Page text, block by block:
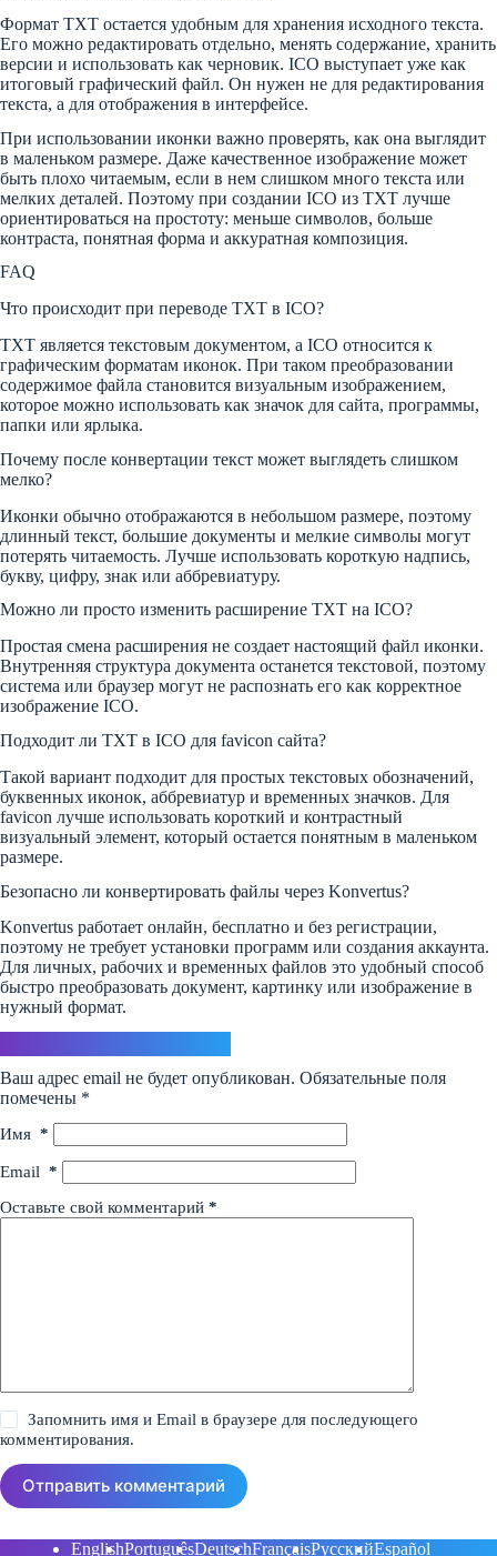
Формат TXT остается удобным для хранения исходного текста.
Его можно редактировать отдельно, менять содержание, хранить
версии и использовать как черновик. ICO выступает уже как
итоговый графический файл. Он нужен не для редактирования
текста, а для отображения в интерфейсе.
При использовании иконки важно проверять, как она выглядит
в маленьком размере. Даже качественное изображение может
быть плохо читаемым, если в нем слишком много текста или
мелких деталей. Поэтому при создании ICO из TXT лучше
ориентироваться на простоту: меньше символов, больше
контраста, понятная форма и аккуратная композиция.
FAQ
Что происходит при переводе TXT в ICO?
TXT является текстовым документом, а ICO относится к
графическим форматам иконок. При таком преобразовании
содержимое файла становится визуальным изображением,
которое можно использовать как значок для сайта, программы,
папки или ярлыка.
Почему после конвертации текст может выглядеть слишком
мелко?
Иконки обычно отображаются в небольшом размере, поэтому
длинный текст, большие документы и мелкие символы могут
потерять читаемость. Лучше использовать короткую надпись,
букву, цифру, знак или аббревиатуру.
Можно ли просто изменить расширение TXT на ICO?
Простая смена расширения не создает настоящий файл иконки.
Внутренняя структура документа останется текстовой, поэтому
система или браузер могут не распознать его как корректное
изображение ICO.
Подходит ли TXT в ICO для favicon сайта?
Такой вариант подходит для простых текстовых обозначений,
буквенных иконок, аббревиатур и временных значков. Для
favicon лучше использовать короткий и контрастный
визуальный элемент, который остается понятным в маленьком
размере.
Безопасно ли конвертировать файлы через Konvertus?
Konvertus работает онлайн, бесплатно и без регистрации,
поэтому не требует установки программ или создания аккаунта.
Для личных, рабочих и временных файлов это удобный способ
быстро преобразовать документ, картинку или изображение в
нужный формат.
Ваш адрес email не будет опубликован. Обязательные поля
помечены *
Имя *
Email *
Оставьте свой комментарий *
Запомнить имя и Email в браузере для последующего
комментирования.
Отправить комментарий
EnglishPortuguêsDeutschFrançaisРусскийEspañol